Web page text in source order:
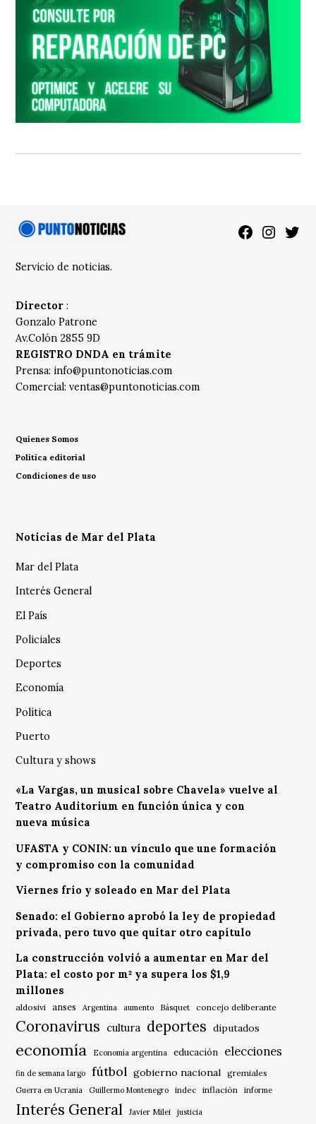
Facebook
Servicio de noticias.
Director :
Gonzalo Patrone
Av.Colón 2855 9D
REGISTRO DNDA en trámite
Prensa: info@puntonoticias.com
Comercial:ventas@puntonoticias.com
Quienes Somos
Política editorial
Condiciones de uso
Noticias de Mar del Plata
Mar del Plata
Interés General
El País
Policiales
Deportes
Economía
Política
Puerto
Cultura y shows
«La Vargas, un musical sobre Chavela» vuelve al
Teatro Auditorium en función única y con
nueva música
UFASTA y CONIN: un vínculo que une formación
y compromiso con la comunidad
Viernes frío y soleado en Mar del Plata
Senado: el Gobierno aprobó la ley de propiedad
privada, pero tuvo que quitar otro capítulo
La construcción volvió a aumentar en Mar del
Plata: el costo por m² ya supera los $1,9
millones
aldosivi anses Argentina aumento Básquet concejo deliberante
Coronavirus cultura deportes diputados
economía Economía argentina educación elecciones
fin de semana largo fútbol gobierno nacional gremiales
Guerra en Ucrania Guillermo Montenegro indec inflación informe
Interés General Javier Milei justicia